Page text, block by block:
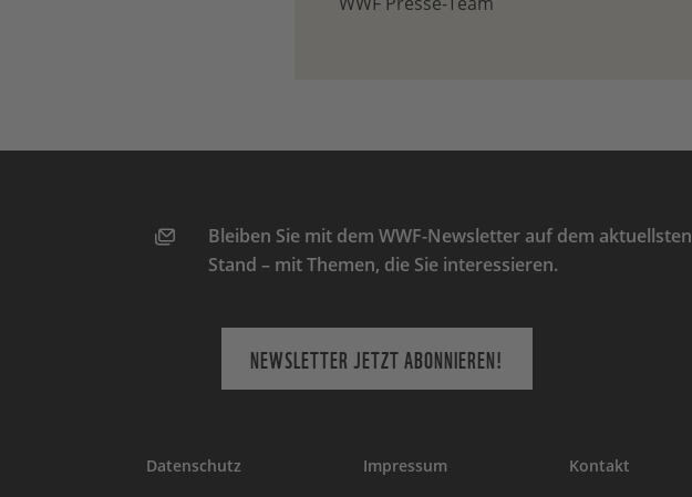
Bleiben Sie mit dem WWF-Newsletter auf dem aktuellsten
Stand – mit Themen, die Sie interessieren.
NEWSLETTER JETZT ABONNIEREN!
Datenschutz Impressum Kontakt